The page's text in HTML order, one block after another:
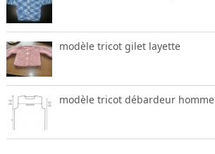
modèle tricot gilet layette
modèle tricot débardeur homme